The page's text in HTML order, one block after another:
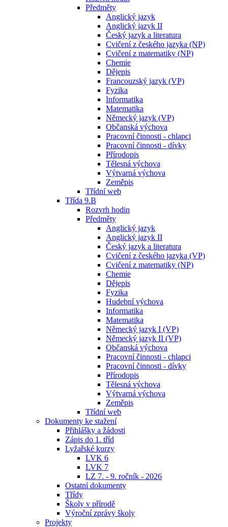
Předměty
Anglický jazyk
Anglický jazyk II
Český jazyk a literatura
Cvičení z českého jazyka (NP)
Cvičení z matematiky (NP)
Chemie
Dějepis
Francouzský jazyk (VP)
Fyzika
Informatika
Matematika
Německý jazyk (VP)
Občanská výchova
Pracovní činnosti - chlapci
Pracovní činnosti - dívky
Přírodopis
Tělesná výchova
Výtvarná výchova
Zeměpis
Třídní web
Třída 9.B
Rozvrh hodin
Předměty
Anglický jazyk
Anglický jazyk II
Český jazyk a literatura
Cvičení z českého jazyka (VP)
Cvičení z matematiky (NP)
Chemie
Dějepis
Fyzika
Hudební výchova
Informatika
Matematika
Německý jazyk I (VP)
Německý jazyk II (VP)
Občanská výchova
Pracovní činnosti - chlapci
Pracovní činnosti - dívky
Přírodopis
Tělesná výchova
Výtvarná výchova
Zeměpis
Třídní web
Dokumenty ke stažení
Přihlášky a žádosti
Zápis do 1. tříd
Lyžařské kurzy
LVK 6
LVK 7
LZ 7. - 9. ročník - 2026
Ostatní dokumenty
Třídy
Školy v přírodě
Výroční zprávy školy
Projekty